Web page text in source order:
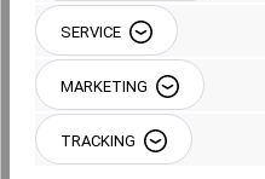
SERVICE
MARKETING
TRACKING